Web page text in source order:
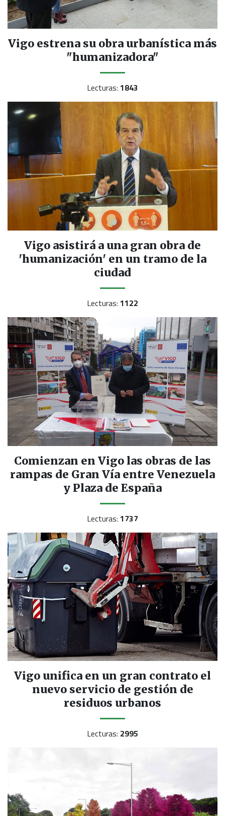
Vigo estrena su obra urbanística más
"humanizadora"
Lecturas: 1843
Vigo asistirá a una gran obra de
'humanización' en un tramo de la
ciudad
Lecturas: 1122
Comienzan en Vigo las obras de las
rampas de Gran Vía entre Venezuela
y Plaza de España
Lecturas: 1737
Vigo unifica en un gran contrato el
nuevo servicio de gestión de
residuos urbanos
Lecturas: 2995